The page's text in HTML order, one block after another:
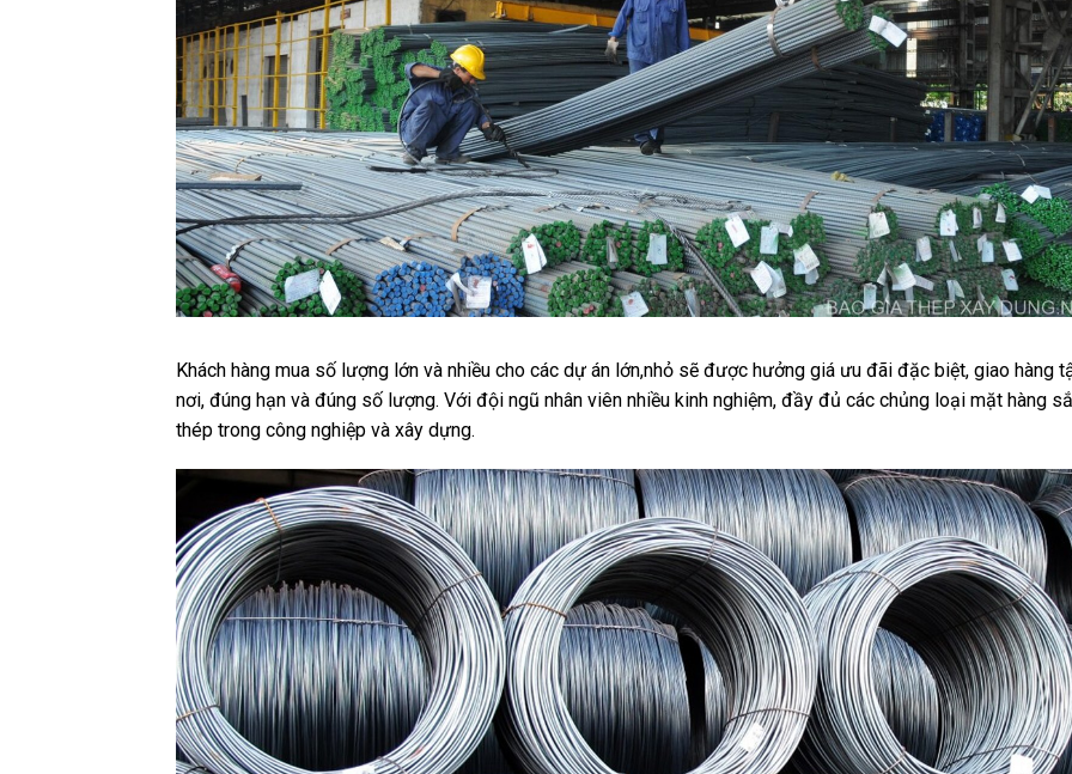
Khách hàng mua số lượng lớn và nhiều cho các dự án lớn,nhỏ sẽ được hưởng giá ưu đãi đặc biệt, giao hàng
nơi, đúng hạn và đúng số lượng. Với đội ngũ nhân viên nhiều kinh nghiệm, đầy đủ các chủng loại mặt hàng
thép trong công nghiệp và xây dựng.